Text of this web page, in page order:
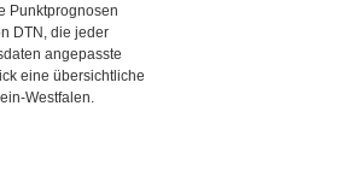
Punktprognosen
DTN, die jeder
angepasste
eine übersichtliche
Westfalen.